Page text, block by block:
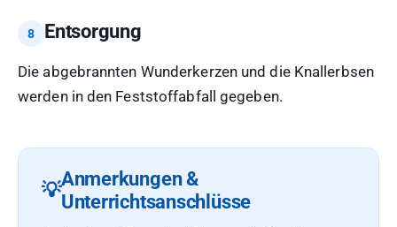
Entsorgung
Die abgebrannten Wunderkerzen und die Knallerbsen
werden in den Feststoffabfall gegeben.
Anmerkungen &
Unterrichtsanschlüsse